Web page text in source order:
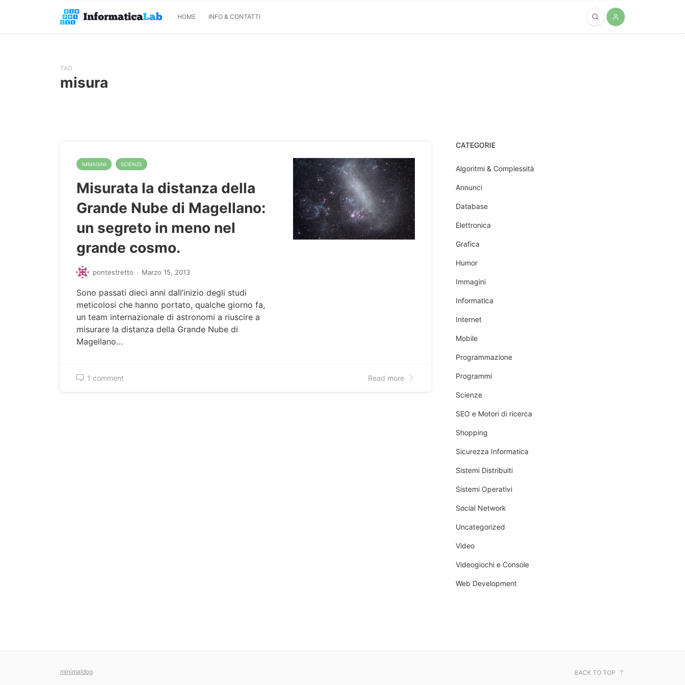
HOME INFO & CONTATTI
TAG
misura
IMMAGINI SCIENZE
Misurata la distanza della
Grande Nube di Magellano:
un segreto in meno nel
grande cosmo.
pontestretto · Marzo 15, 2013
Sono passati dieci anni dall’inizio degli studi
meticolosi che hanno portato, qualche giorno fa,
un team internazionale di astronomi a riuscire a
misurare la distanza della Grande Nube di
Magellano…
1 comment Read more
CATEGORIE
Algoritmi & Complessità
Annunci
Database
Elettronica
Grafica
Humor
Immagini
Informatica
Internet
Mobile
Programmazione
Programmi
Scienze
SEO e Motori di ricerca
Shopping
Sicurezza Informatica
Sistemi Distribuiti
Sistemi Operativi
Social Network
Uncategorized
Video
Videogiochi e Console
Web Development
minimaldog BACK TO TOP